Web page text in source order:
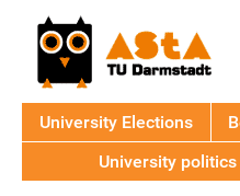
University Elections
University politics